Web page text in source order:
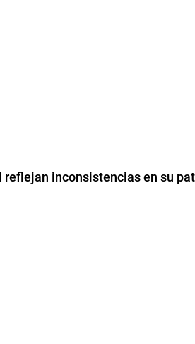
inconsistencias en su